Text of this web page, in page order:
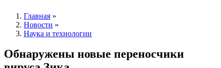
Главная »
Новости »
Наука и технологии
Обнаружены новые переносчики